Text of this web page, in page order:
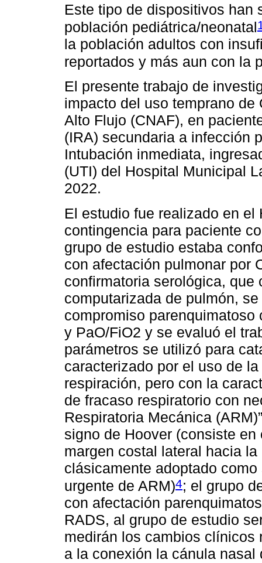
Este tipo de dispositivos han
población pediátrica/neonatal
la población adultos con
reportados y más aun con la
El presente trabajo de
impacto del uso temprano
Alto Flujo (CNAF), en
(IRA) secundaria a infección
Intubación inmediata,
(UTI) del Hospital Municipal
2022.
El estudio fue realizado en el
contingencia para paciente
grupo de estudio estaba
con afectación pulmonar por
confirmatoria serológica,
computarizada de pulmón,
compromiso
y PaO/FiO2 y se evaluó el
parámetros se utilizó para
caracterizado por el uso de
respiración, pero con la
de fracaso respiratorio con
Respiratoria Mecánica
signo de Hoover (consiste
margen costal lateral hacia
clásicamente adoptado
urgente de ARM)4; el grupo
con afectación
RADS, al grupo de estudio
medirán los cambios clínicos
a la conexión la cánula